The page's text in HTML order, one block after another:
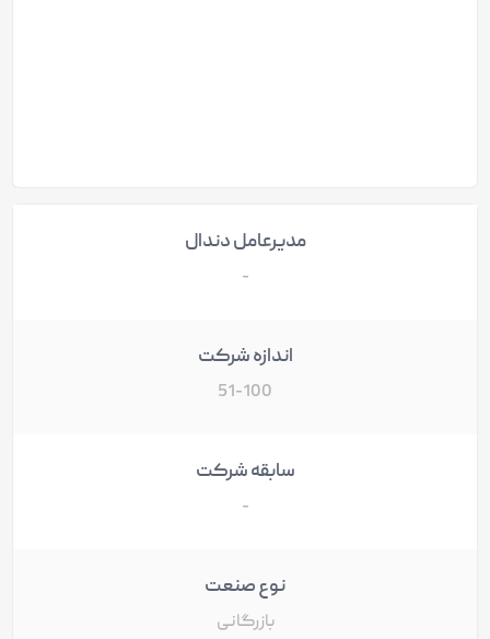
مدیرعامل دندال
-
اندازه شرکت
51-100
سابقه شرکت
-
نوع صنعت
بازرگانی